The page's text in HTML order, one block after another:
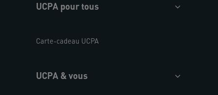
UCPA pour tous
Carte-cadeau UCPA
UCPA & vous